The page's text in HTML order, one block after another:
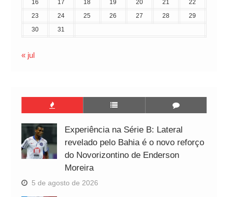
16
17 18 19 20 21
22
23
24 25 26 27 28
29
30
31
« jul
Experiência na Série B: Lateral
revelado pelo Bahia é o novo reforço
do Novorizontino de Enderson
Moreira
5 de agosto de 2026